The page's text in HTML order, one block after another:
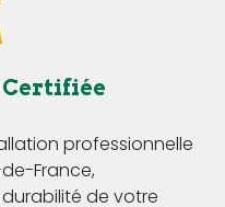
professionnelle
France,
de votre